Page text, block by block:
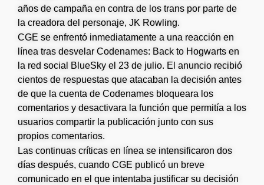
años de campaña en contra de los trans por parte de
la creadora del personaje, JK Rowling.
CGE se enfrentó inmediatamente a una reacción en
línea tras desvelar Codenames: Back to Hogwarts en
la red social BlueSky el 23 de julio. El anuncio recibió
cientos de respuestas que atacaban la decisión antes
de que la cuenta de Codenames bloqueara los
comentarios y desactivara la función que permitía a los
usuarios compartir la publicación junto con sus
propios comentarios.
Las continuas críticas en línea se intensificaron dos
días después, cuando CGE publicó un breve
comunicado en el que intentaba justificar su decisión